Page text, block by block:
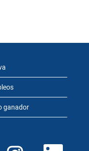
ganador
S